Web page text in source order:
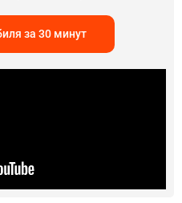
за 30 минут